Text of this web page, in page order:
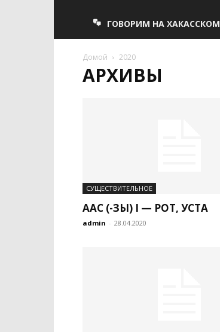
ГОВОРИМ НА ХАКАССКОМ
Домой 2020
АРХИВЫ
СУЩЕСТВИТЕЛЬНОЕ
ААС (-ЗЫ) I — РОТ, УСТА
admin - 28.04.2020